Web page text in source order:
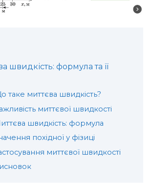
швидкість: формула та її
таке миттєва швидкість?
миттєвої швидкості
швидкість: формула
похідної у фізиці
миттєвої швидкості